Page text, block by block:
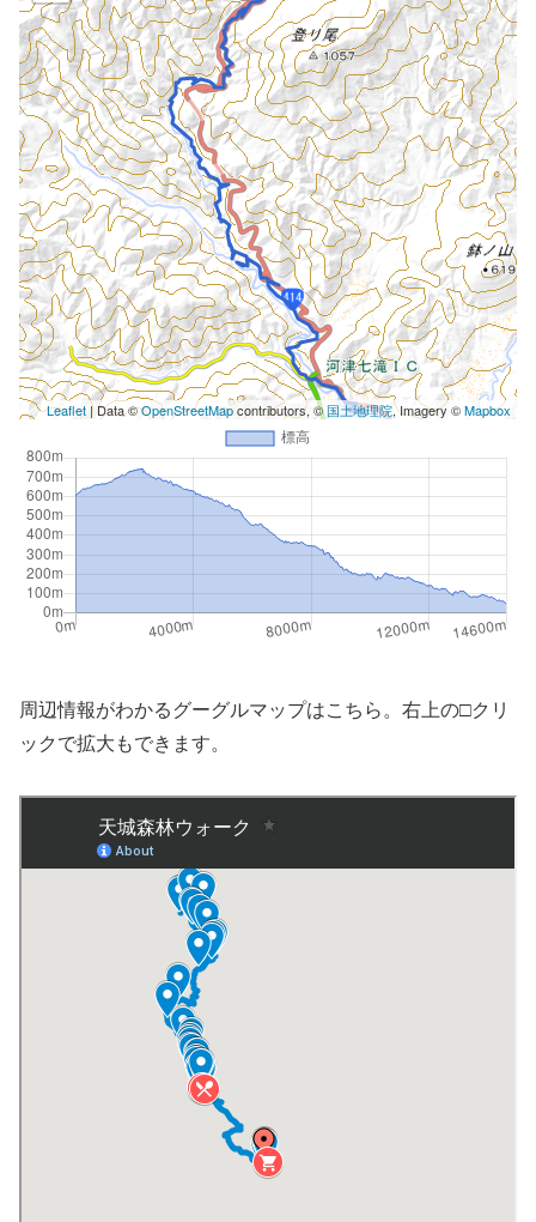
Leaflet | Data ©OpenStreetMapcontributors, ©国土地理院, Imagery ©Mapbox
周辺情報がわかるグーグルマップはこちら。右上の□クリ
ックで拡大もできます。